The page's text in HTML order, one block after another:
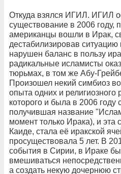
Откуда взялся ИГИЛ. ИГИЛ
существование в 2006 году,
американцы вошли в Ирак,
дестабилизировав
нарушен баланс в пользу
радикальные исламисты
тюрьмах, в том же Абу-
Произошел некий симбиоз
опыта одних и религиозного
которого и была в 2006 году
получившая название
момент только Ирака), и эта
Каиде, стала её иракской
просуществовала 5 лет. В
события в Сирии, в Ираке
вмешиваться
а создать некую дочернюю